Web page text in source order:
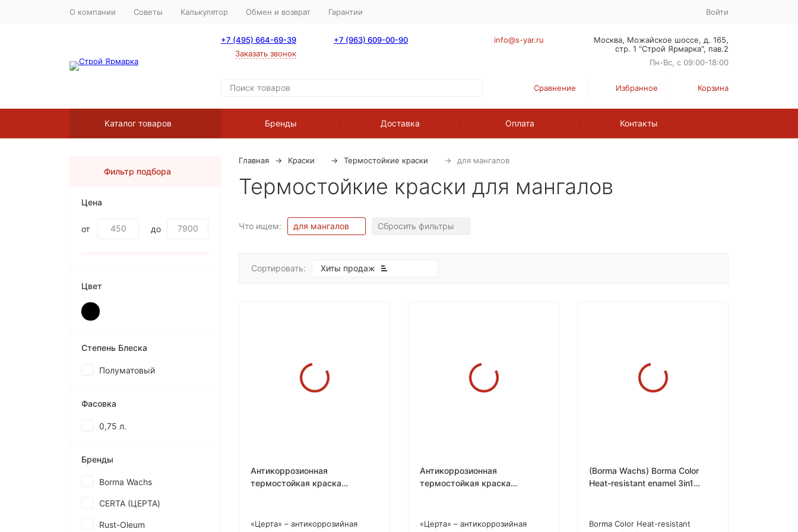
О компании Советы Калькулятор Обмен и возврат Гарантии Войти
+7 (495) 664-69-39
Заказать звонок
+7 (963) 609-00-90 info@s-yar.ru
Москва, Можайское шоссе, д. 165,
стр. 1 "Строй Ярмарка", пав.2
Пн-Вс, с 09:00-18:00
Сравнение Избранное Корзина
Каталог товаров Бренды Доставка Оплата Контакты
Главная Краски Термостойкие краски для мангалов
Термостойкие краски для мангалов
Что ищем: для мангалов Сбросить фильтры
Сортировать: Хиты продаж
Антикоррозионная
термостойкая краска
«Церта» – антикоррозийная
Антикоррозионная
термостойкая краска
«Церта» – антикоррозийная
(Borma Wachs) Borma Color
Heat-resistant enamel 3in1
блеск 30%
Borma Color Heat-resistant
Фильтр подбора
Цена
от до
Цвет
Степень Блеска
Полуматовый
Фасовка
0,75 л.
Бренды
Borma Wachs
CERTA (ЦЕРТА)
Rust-Oleum